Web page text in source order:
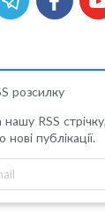
розсилку
нашу RSS
нові публікації.